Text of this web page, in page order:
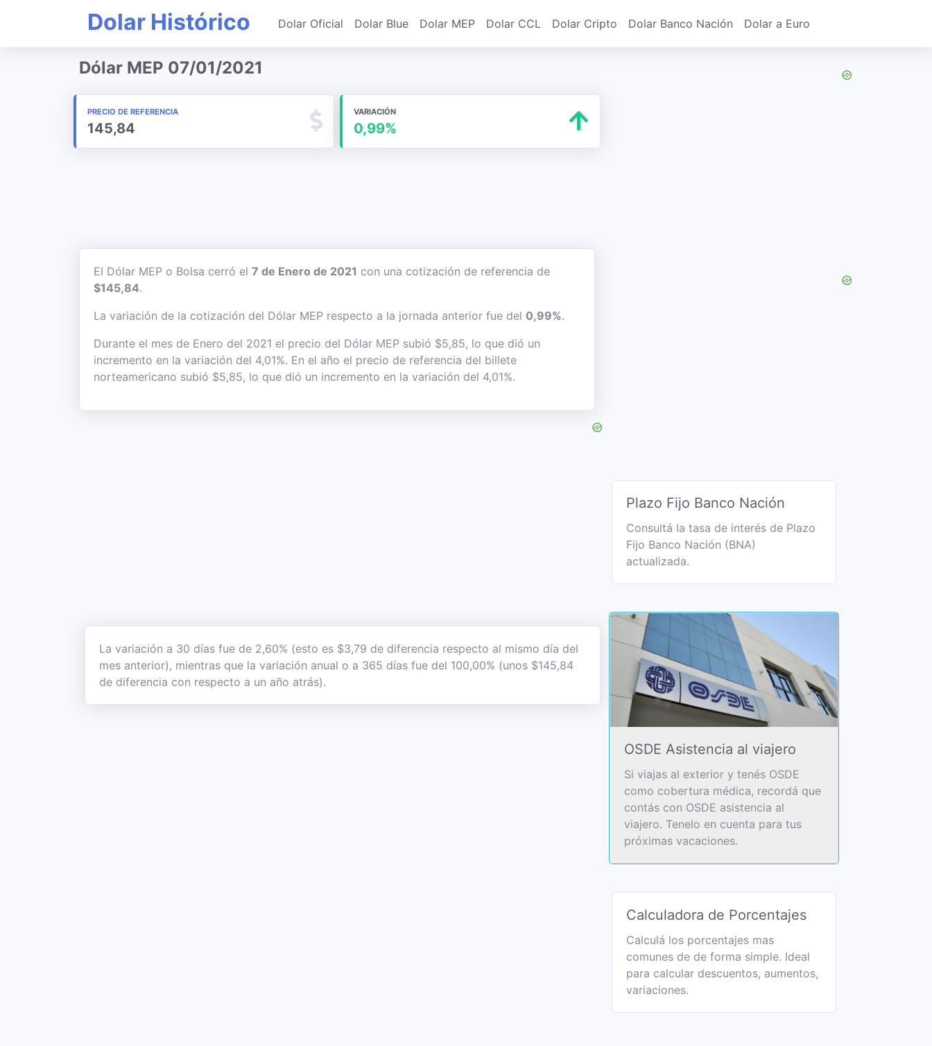
Dolar Histórico Dolar Oficial Dolar Blue Dolar MEP Dolar CCL Dolar Cripto Dolar Banco Nación Dolar a Euro
Dólar MEP 07/01/2021
PRECIO DE REFERENCIA
145,84
VARIACIÓN
0,99%
El Dólar MEP o Bolsa cerró el 7 de Enero de 2021 con una cotización de referencia de
$145,84.
La variación de la cotización del Dólar MEP respecto a la jornada anterior fue del 0,99%.
Durante el mes de Enero del 2021 el precio del Dólar MEP subió $5,85, lo que dió un
incremento en la variación del 4,01%. En el año el precio de referencia del billete
norteamericano subió $5,85, lo que dió un incremento en la variación del 4,01%.
La variación a 30 días fue de 2,60% (esto es $3,79 de diferencia respecto al mismo día del
mes anterior), mientras que la variación anual o a 365 días fue del 100,00% (unos $145,84
de diferencia con respecto a un año atrás).
Plazo Fijo Banco Nación
Consultá la tasa de interés de Plazo
Fijo Banco Nación (BNA)
actualizada.
OSDE Asistencia al viajero
Si viajas al exterior y tenés OSDE
como cobertura médica, recordá que
contás con OSDE asistencia al
viajero. Tenelo en cuenta para tus
próximas vacaciones.
Calculadora de Porcentajes
Calculá los porcentajes mas
comunes de de forma simple. Ideal
para calcular descuentos, aumentos,
variaciones.